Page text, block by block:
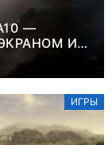
—
И
ИГРЫ